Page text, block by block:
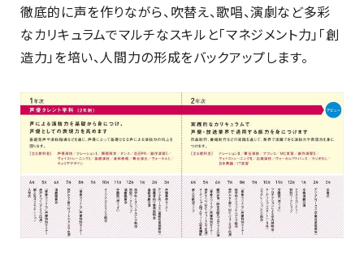
徹底的に声を作りながら、吹替え、歌唱、演劇など多彩
なカリキュラムでマルチなスキルと「マネジメント力」「創
造力」を培い、人間力の形成をバックアップします。